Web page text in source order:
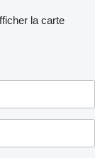
la carte